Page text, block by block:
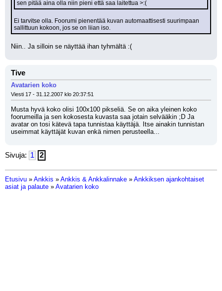
sen pitää aina olla niin pieni että saa laitettua >:(
Ei tarvitse olla. Foorumi pienentää kuvan automaattisesti suurimpaan
sallittuun kokoon, jos se on liian iso.
Niin.. Ja silloin se näyttää ihan tyhmältä :(
Tive
Avatarien koko
Viesti 17 - 31.12.2007 klo 20:37:51
Musta hyvä koko olisi 100x100 pikseliä. Se on aika yleinen koko
foorumeilla ja sen kokosesta kuvasta saa jotain selvääkin ;D Ja
avatar on tosi kätevä tapa tunnistaa käyttäjä. Itse ainakin tunnistan
useimmat käyttäjät kuvan enkä nimen perusteella...
Sivuja: 1 2
Etusivu » Ankkis » Ankkis & Ankkalinnake » Ankkiksen ajankohtaiset
asiat ja palaute » Avatarien koko